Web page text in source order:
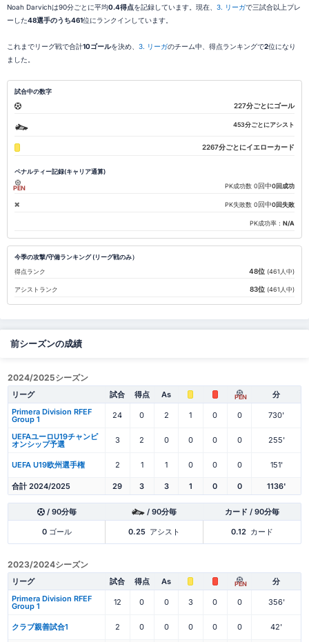
Noah Darvichは90分ごとに平均0.4得点を記録しています。現在、 3. リーガで三試合以上プレ
ーした48選手のうち461位にランクインしています。
これまでリーグ戦で合計10ゴールを決め、 3. リーガのチーム中、得点ランキングで2位になり
ました。
試合中の数字
227分ごとにゴール
453分ごとにアシスト
2267分ごとにイエローカード
ペナルティー記録(キャリア通算)
PEN PK成功数 0 回中0回成功
PK失敗数 0回中0回失敗
PK成功率：N/A
今季の攻撃/守備ランキング (リーグ戦のみ）
得点ランク
48位 (461人中)
アシストランク 83位 (461人中)
前シーズンの成績
2024/2025シーズン
リーグ 試合 得点 As PEN
分
Primera Division RFEF
Group 1 24 0 2 1 0 0 730'
UEFAユーロU19チャンピ
オンシップ予選 3 2 0 0 0 0 255'
UEFA U19欧州選手権 2 1 1 0 0 0 151'
合計 2024/2025 29 3 3 1 0 0 1136'
/ 90分毎 / 90分毎 カード / 90分毎
0ゴール 0.25 アシスト 0.12 カード
2023/2024シーズン
リーグ 試合 得点 As PEN
分
Primera Division RFEF
Group 1 12 0 0 3 0 0 356'
クラブ親善試合1 2 0 0 0 0 0 42'